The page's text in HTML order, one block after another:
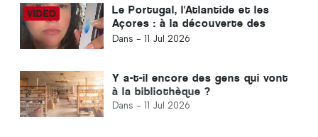
Le Portugal, l'Atlantide et les
Açores : à la découverte des
civilisations anciennes et des
Dans - 11 Jul 2026
Y a-t-il encore des gens qui vont
à la bibliothèque ?
Dans - 11 Jul 2026